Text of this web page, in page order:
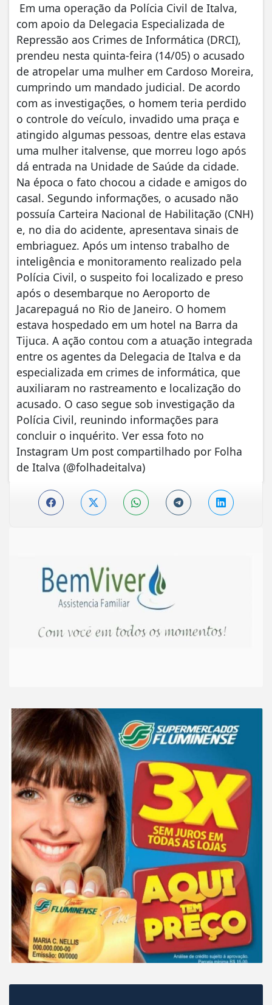
Em uma operação da Polícia Civil de Italva,
com apoio da Delegacia Especializada de
Repressão aos Crimes de Informática (DRCI),
prendeu nesta quinta-feira (14/05) o acusado
de atropelar uma mulher em Cardoso Moreira,
cumprindo um mandado judicial. De acordo
com as investigações, o homem teria perdido
o controle do veículo, invadido uma praça e
atingido algumas pessoas, dentre elas estava
uma mulher italvense, que morreu logo após
dá entrada na Unidade de Saúde da cidade.
Na época o fato chocou a cidade e amigos do
casal. Segundo informações, o acusado não
possuía Carteira Nacional de Habilitação (CNH)
e, no dia do acidente, apresentava sinais de
embriaguez. Após um intenso trabalho de
inteligência e monitoramento realizado pela
Polícia Civil, o suspeito foi localizado e preso
após o desembarque no Aeroporto de
Jacarepaguá no Rio de Janeiro. O homem
estava hospedado em um hotel na Barra da
Tijuca. A ação contou com a atuação integrada
entre os agentes da Delegacia de Italva e da
especializada em crimes de informática, que
auxiliaram no rastreamento e localização do
acusado. O caso segue sob investigação da
Polícia Civil, reunindo informações para
concluir o inquérito. Ver essa foto no
Instagram Um post compartilhado por Folha
de Italva (@folhadeitalva)